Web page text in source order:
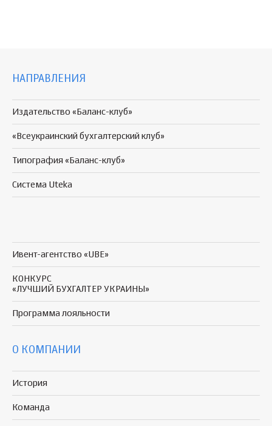
НАПРАВЛЕНИЯ
Издательство «Баланс-клуб»
«Всеукраинский бухгалтерский клуб»
Типография «Баланс-клуб»
Система Uteka
Ивент-агентство «UBE»
КОНКУРС
«ЛУЧШИЙ БУХГАЛТЕР УКРАИНЫ»
Программа лояльности
О КОМПАНИИ
История
Команда